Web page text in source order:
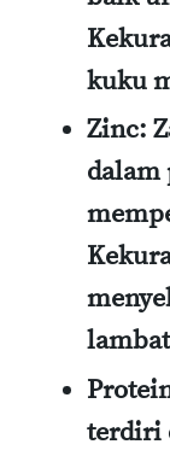
kuku
Zinc:
dalam
terdiri